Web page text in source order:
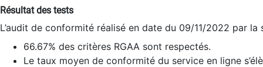
Résultat des tests
L’audit de conformité réalisé en date du 09/11/2022 par
66.67% des critères RGAA sont respectés.
Le taux moyen de conformité du service en ligne